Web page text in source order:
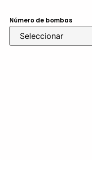
Número de bombas